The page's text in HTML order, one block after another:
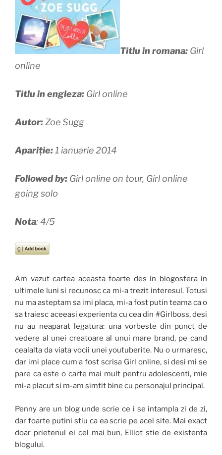
Titlu in romana: Girl
online
Titlu in engleza: Girl online
Autor:Zoe Sugg
Apariție:1 ianuarie 2014
Followed by: Girl online on tour, Girl online
going solo
Nota: 4/5
Am vazut cartea aceasta foarte des in blogosfera in
ultimele luni si recunosc ca mi-a trezit interesul. Totusi
nu ma asteptam sa imi placa, mi-a fost putin teama ca o
sa traiesc aceeasi experienta cu cea din #Girlboss, desi
nu au neaparat legatura: una vorbeste din punct de
vedere al unei creatoare al unui mare brand, pe cand
cealalta da viata vocii unei youtuberite. Nu o urmaresc,
dar imi place cum a fost scrisa Girl online, si desi mi se
pare ca este o carte mai mult pentru adolescenti, mie
mi-a placut si m-am simtit bine cu personajul principal.
Penny are un blog unde scrie ce i se intampla zi de zi,
dar foarte putini stiu ca ea scrie pe acel site. Mai exact
doar prietenul ei cel mai bun, Elliot stie de existenta
blogului.